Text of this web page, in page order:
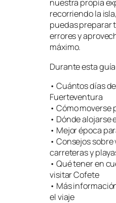
nuestra propia
recorriendo la
puedas preparar
errores y
máximo.
Durante esta
• Cuántos días
Fuerteventura
• Cómo moverse
• Dónde alojarse
• Mejor época
• Consejos sobre
carreteras y
• Qué tener en
visitar Cofete
• Más
el viaje